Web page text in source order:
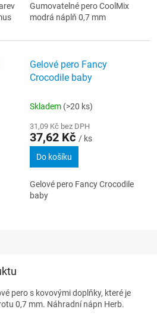
Gumovatelné pero CoolMix
modrá náplň 0,7 mm
Gelové pero Fancy
Crocodile baby
Skladem (>20 ks)
31,09 Kč bez DPH
37,62 Kč / ks
Do košíku
Gelové pero Fancy Crocodile
baby
pero s kovovými doplňky, které je
0,7 mm. Náhradní nápn Herb.